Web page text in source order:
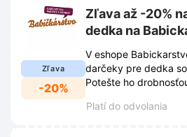
Zľava
-20%
Zľava až -20%
dedka na
V eshope
darčeky pre dedka
Potešte ho
Platí do odvolania